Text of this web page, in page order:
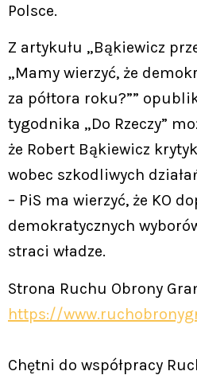
Polsce.
Z artykułu „Bąkiewicz
„Mamy wierzyć, że
za półtora roku?””
tygodnika „Do Rzeczy”
że Robert Bąkiewicz
wobec szkodliwych
– PiS ma wierzyć, że KO
demokratycznych
straci władze.
Strona Ruchu Obrony
https://
Chętni do współpracy